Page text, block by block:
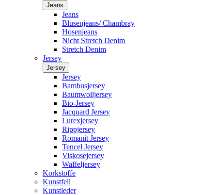
Jeans
Jeans
Blusenjeans/ Chambray
Hosenjeans
Nicht Stretch Denim
Stretch Denim
Jersey
Jersey
Jersey
Bambusjersey
Baumwolljersey
Bio-Jersey
Jacquard Jersey
Lurexjersey
Rippjersey
Romanit Jersey
Tencel Jersey
Viskosejersey
Waffeljersey
Korkstoffe
Kunstfell
Kunstleder